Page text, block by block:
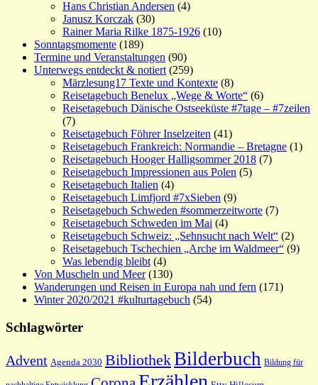
Hans Christian Andersen (4)
Janusz Korczak (30)
Rainer Maria Rilke 1875-1926 (10)
Sonntagsmomente (189)
Termine und Veranstaltungen (90)
Unterwegs entdeckt & notiert (259)
Märzlesung17 Texte und Kontexte (8)
Reisetagebuch Benelux „Wege & Worte“ (6)
Reisetagebuch Dänische Ostseeküste #7tage – #7zeilen
(7)
Reisetagebuch Föhrer Inselzeiten (41)
Reisetagebuch Frankreich: Normandie – Bretagne (1)
Reisetagebuch Hooger Halligsommer 2018 (7)
Reisetagebuch Impressionen aus Polen (5)
Reisetagebuch Italien (4)
Reisetagebuch Limfjord #7xSieben (9)
Reisetagebuch Schweden #sommerzeitworte (7)
Reisetagebuch Schweden im Mai (4)
Reisetagebuch Schweiz: „Sehnsucht nach Welt“ (2)
Reisetagebuch Tschechien „Arche im Waldmeer“ (9)
Was lebendig bleibt (4)
Von Muscheln und Meer(130)
Wanderungen und Reisen in Europa nah und fern (171)
Winter 2020/2021 #kulturtagebuch (54)
Schlagwörter
Advent Agenda 2030 BibliothekBilderbuch Bildung für